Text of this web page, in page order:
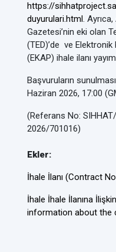
https://
duyurulari.html.
Gazetesi’nin eki olan
(TED)’de ve
(EKAP) ihale ilanı
Başvuruların
Haziran 2026, 17:00
(Referans No:
2026/701016)
Ekler:
İhale İlanı (Contract
İhale İhale İlanına
information about the